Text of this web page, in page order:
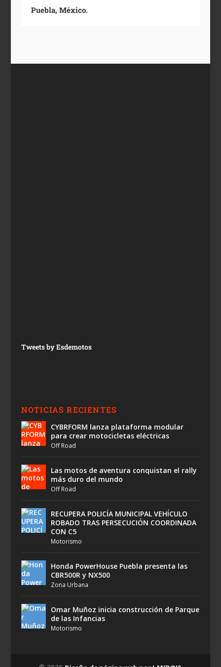
Puebla, México.
Tweets by Esdemotos
NOTICIAS RECIENTES
CYBRFORM lanza plataforma modular
para crear motocicletas eléctricas
Off Road
Las motos de aventura conquistan el rally
más duro del mundo
Off Road
RECUPERA POLICÍA MUNICIPAL VEHÍCULO
ROBADO TRAS PERSECUCIÓN COORDINADA
CON C5
Motorismo
Honda PowerHouse Puebla presenta las
CBR500R y NX500
Zona Urbana
Omar Muñoz inicia construcción de Parque
de las Infancias
Motorismo